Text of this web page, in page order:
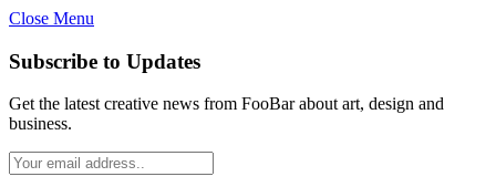
Close Menu
Subscribe to Updates
Get the latest creative news from FooBar about art, design and
business.